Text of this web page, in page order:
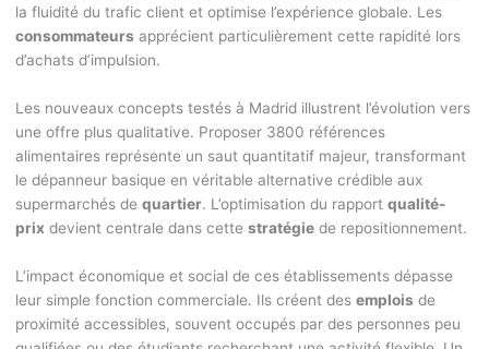
la fluidité du trafic client et optimise l’expérience globale. Les
consommateurs apprécient particulièrement cette rapidité lors
d’achats d’impulsion.
Les nouveaux concepts testés à Madrid illustrent l’évolution vers
une offre plus qualitative. Proposer 3800 références
alimentaires représente un saut quantitatif majeur, transformant
le dépanneur basique en véritable alternative crédible aux
supermarchés de quartier. L’optimisation du rapport qualité-
prix devient centrale dans cette stratégiede repositionnement.
L’impact économique et social de ces établissements dépasse
leur simple fonction commerciale. Ils créent des emplois de
proximité accessibles, souvent occupés par des personnes peu